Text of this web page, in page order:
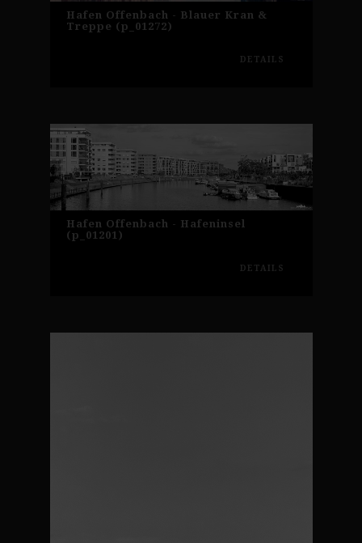
Hafen Offenbach - Blauer Kran &
Treppe (p_01272)
DETAILS
Hafen Offenbach - Hafeninsel
(p_01201)
DETAILS